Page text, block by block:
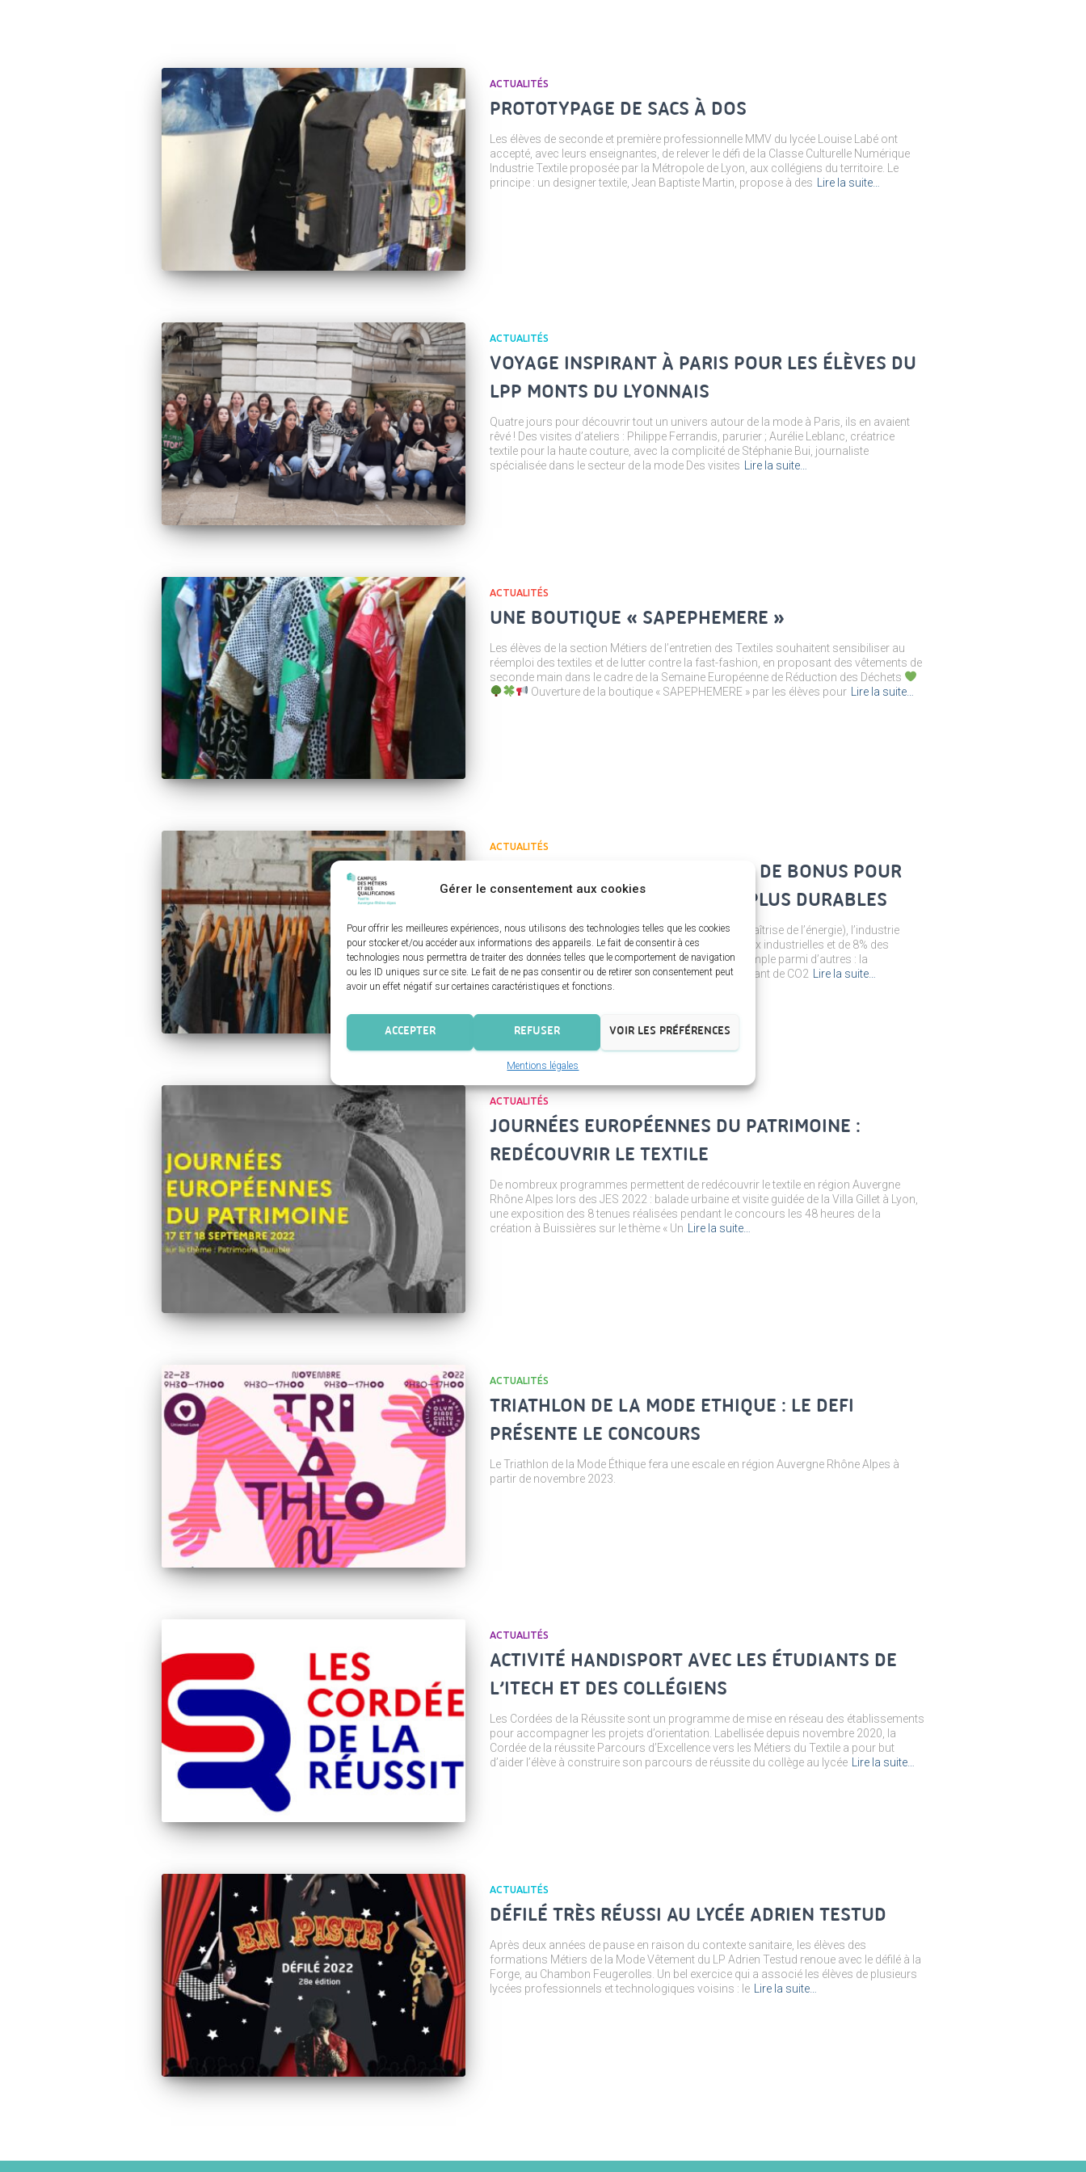
Gérer le consentement aux cookies
Pour offrir les meilleures expériences, nous utilisons des technologies telles que les cookies
pour stocker et/ou accéder aux informations des appareils. Le fait de consentir à ces
technologies nous permettra de traiter des données telles que le comportement de navigation
ou les ID uniques sur ce site. Le fait de ne pas consentir ou de retirer son consentement peut
avoir un effet négatif sur certaines caractéristiques et fonctions.
ACCEPTER REFUSER VOIR LES PRÉFÉRENCES
Mentions légales
ACTUALITÉS
PROTOTYPAGE DE SACS À DOS
Les élèves de seconde et première professionnelle MMV du lycée Louise Labé ont
accepté, avec leurs enseignantes, de relever le défi de la Classe Culturelle Numérique
Industrie Textile proposée par la Métropole de Lyon, aux collégiens du territoire. Le
principe : un designer textile, Jean Baptiste Martin, propose à des
Lire la suite…
ACTUALITÉS
VOYAGE INSPIRANT À PARIS POUR LES ÉLÈVES DU
LPP MONTS DU LYONNAIS
Quatre jours pour découvrir tout un univers autour de la mode à Paris, ils en avaient
rêvé ! Des visites d’ateliers : Philippe Ferrandis, parurier ; Aurélie Leblanc, créatrice
textile pour la haute couture, avec la complicité de Stéphanie Bui, journaliste
spécialisée dans le secteur de la mode Des visites
Lire la suite…
ACTUALITÉS
UNE BOUTIQUE « SAPEPHEMERE »
Les élèves de la section Métiers de l’entretien des Textiles souhaitent sensibiliser au
réemploi des textiles et de lutter contre la fast-fashion, en proposant des vêtements de
seconde main dans le cadre de la Semaine Européenne de Réduction des Déchets
Ouverture de la boutique « SAPEPHEMERE » par les élèves pour
Lire la suite…
ACTUALITÉS
UN PROJET GOUVERNEMENTAL DE BONUS POUR
LES PRODUITES TEXTILES LES PLUS DURABLES
Selon l’Ademe (Agence de l’environnement et de la maîtrise de l’énergie), l’industrie
textile est responsable de 20% de la pollution des eaux industrielles et de 8% des
émissions mondiales de gaz à effet de serre. Un exemple parmi d’autres : la
fabrication d’un manteau de 1,5 kg émet presque autant de CO2 Lire la suite…
ACTUALITÉS
JOURNÉES EUROPÉENNES DU PATRIMOINE :
REDÉCOUVRIR LE TEXTILE
De nombreux programmes permettent de redécouvrir le textile en région Auvergne
Rhône Alpes lors des JES 2022 : balade urbaine et visite guidée de la Villa Gillet à Lyon,
une exposition des 8 tenues réalisées pendant le concours les 48 heures de la
création à Buissières sur le thème « Un Lire la suite…
ACTUALITÉS
TRIATHLON DE LA MODE ETHIQUE : LE DEFI
PRÉSENTE LE CONCOURS
Le Triathlon de la Mode Éthique fera une escale en région Auvergne Rhône Alpes à
partir de novembre 2023.
ACTUALITÉS
ACTIVITÉ HANDISPORT AVEC LES ÉTUDIANTS DE
L’ITECH ET DES COLLÉGIENS
Les Cordées de la Réussite sont un programme de mise en réseau des établissements
pour accompagner les projets d’orientation. Labellisée depuis novembre 2020, la
Cordée de la réussite Parcours d’Excellence vers les Métiers du Textile a pour but
d’aider l’élève à construire son parcours de réussite du collège au lycée
Lire la suite…
ACTUALITÉS
DÉFILÉ TRÈS RÉUSSI AU LYCÉE ADRIEN TESTUD
Après deux années de pause en raison du contexte sanitaire, les élèves des
formations Métiers de la Mode Vêtement du LP Adrien Testud renoue avec le défilé à la
Forge, au Chambon Feugerolles. Un bel exercice qui a associé les élèves de plusieurs
lycées professionnels et technologiques voisins : le
Lire la suite…